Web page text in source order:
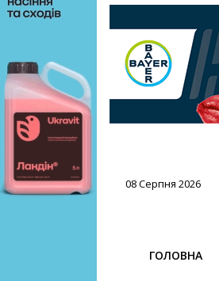
08 Серпня 2026
ГОЛОВНА